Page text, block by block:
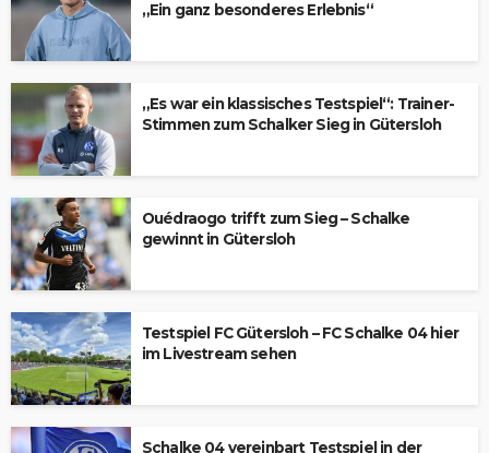
„Ein ganz besonderes Erlebnis“
„Es war ein klassisches Testspiel“: Trainer-
Stimmen zum Schalker Sieg in Gütersloh
Ouédraogo trifft zum Sieg – Schalke
gewinnt in Gütersloh
Testspiel FC Gütersloh – FC Schalke 04 hier
im Livestream sehen
Schalke 04 vereinbart Testspiel in der